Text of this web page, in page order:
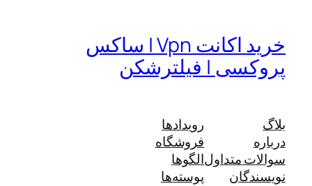
خرید اکانت Vpn | ساکس
پروکسی | فیلترشکن
بلاگ
درباره
سوالات متداول
نویسندگان
رویدادها
فروشگاه
الگوها
پوسته‌ها